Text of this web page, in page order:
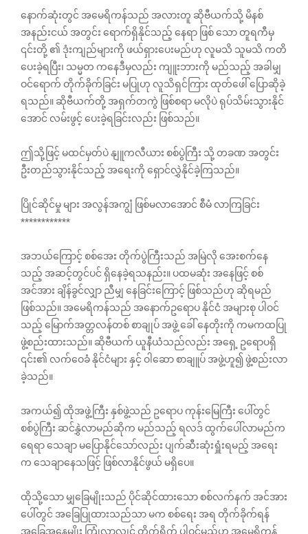
နောက်ဆုံးတွင် အမေရိကန်သည် အလားတူ ဆိုဗီယက်သို့ မိနစ်
အနည်းငယ် အတွင်း ရောက်ရှိနိုင်သည့် နေရာ ဖြစ်‌ သော တူရကီမှ
၎င်းတို့ ၏ ဒုံးကျည်များကို ဖယ်ရှားပေးမည်ဟု လူမသိ သူမသိ ကတိ
ပေးခဲ့ရပြီး၊ သမ္မတ ကနေဒီမှလည်း ကျူးဘားကို မည်သည့် အခါမျှ
ဝင်ရောက် တိုက်ခိုက်ခြင်း မပြုဟု လူသိရှင်ကြား ထုတ်ဖေါ် ပြောဆိုခဲ့
ရသည်။ ဆိုဗီယက်တို့ အရှက်တကွဲ ဖြစ်စရာ မလိုပဲ ရုပ်သိမ်းသွားနိုင်
အောင် လမ်းဖွင့် ပေးခဲ့ရခြင်းလည်း ဖြစ်သည်။
ဤသို့ဖြင့် မထင်မှတ်ပဲ နျူကလီယား စစ်ပွဲကြီး သို့ တခဏ အတွင်း
ဦးတည်သွားနိုင်သည့် အရေးကို ရှောင်လွှဲနိုင်ခဲ့ကြသည်။
ပြိုင်ဆိုင်မှု များ အလွန်အကျွံ ဖြစ်မလာအောင် စီမံ လာကြခြင်း
************
အဘယ်ကြောင့် စစ်အေး တိုက်ပွဲကြီးသည် အမြဲလို အေးစက်နေ
သည့် အဆင့်တွင်ပင် ရှိနေခဲ့ရသနည်း။ ပထမဆုံး အနေဖြင့် စစ်
အင်အား ချိန်ခွင်လျှာ ညီမျှ နေခြင်းကြောင့် ဖြစ်သည်ဟု ဆိုရမည်
ဖြစ်သည်။ အမေရိကန်သည် အနောက်ဥရောပ နိုင်ငံ အများစု ပါဝင်
သည့် မြောက်အတ္တလန်တစ် စာချုပ် အဖွဲ့ ခေါ် နေတိုးကို ကမကထပြု
ဖွဲ့စည်းထားသည်။ ဆိုဗီယက် ယူနီယံသည်လည်း အရှေ့ ဥရောပရှိ
၎င်း၏ လက်ဝေခံ နိုင်ငံများ နှင့် ဝါဆော စာချူပ် အဖွဲ့ဟူ၍ ဖွဲ့စည်းလာ
ခဲ့သည်။
အကယ်၍ ထိုအဖွဲ့ကြီး နှစ်ဖွဲ့သည် ဥရောပ ကုန်းမြေကြီး ပေါ်တွင်
စစ်ပွဲကြီး ဆင်နွှဲလာမည်ဆိုက မည်သည့် ရလဒ် ထွက်ပေါ်လာမည်က
ရေရာ သေချာ မပြောနိုင်သော်လည်း ပျက်ဆီးဆုံးရှူံးရမည့် အရေး
က သေချာနေသဖြင့် ဖြစ်လာနိုင်ဖွယ် မရှိ‌ပေ။
ထိုသို့သော မျှခြေမျိုးသည် ပိုင်ဆိုင်ထားသော စစ်လက်နက် အင်အား
ပေါ်တွင် အခြေပြုထားသည်သာ မက စစ်ရေး အရ တိုက်ခိုက်ရန်
အခြေအနေမျိုး ကြုံလာလျှင် တိုက်ရိုက် ပါဝင်မည်ဟု အမေရိကန်